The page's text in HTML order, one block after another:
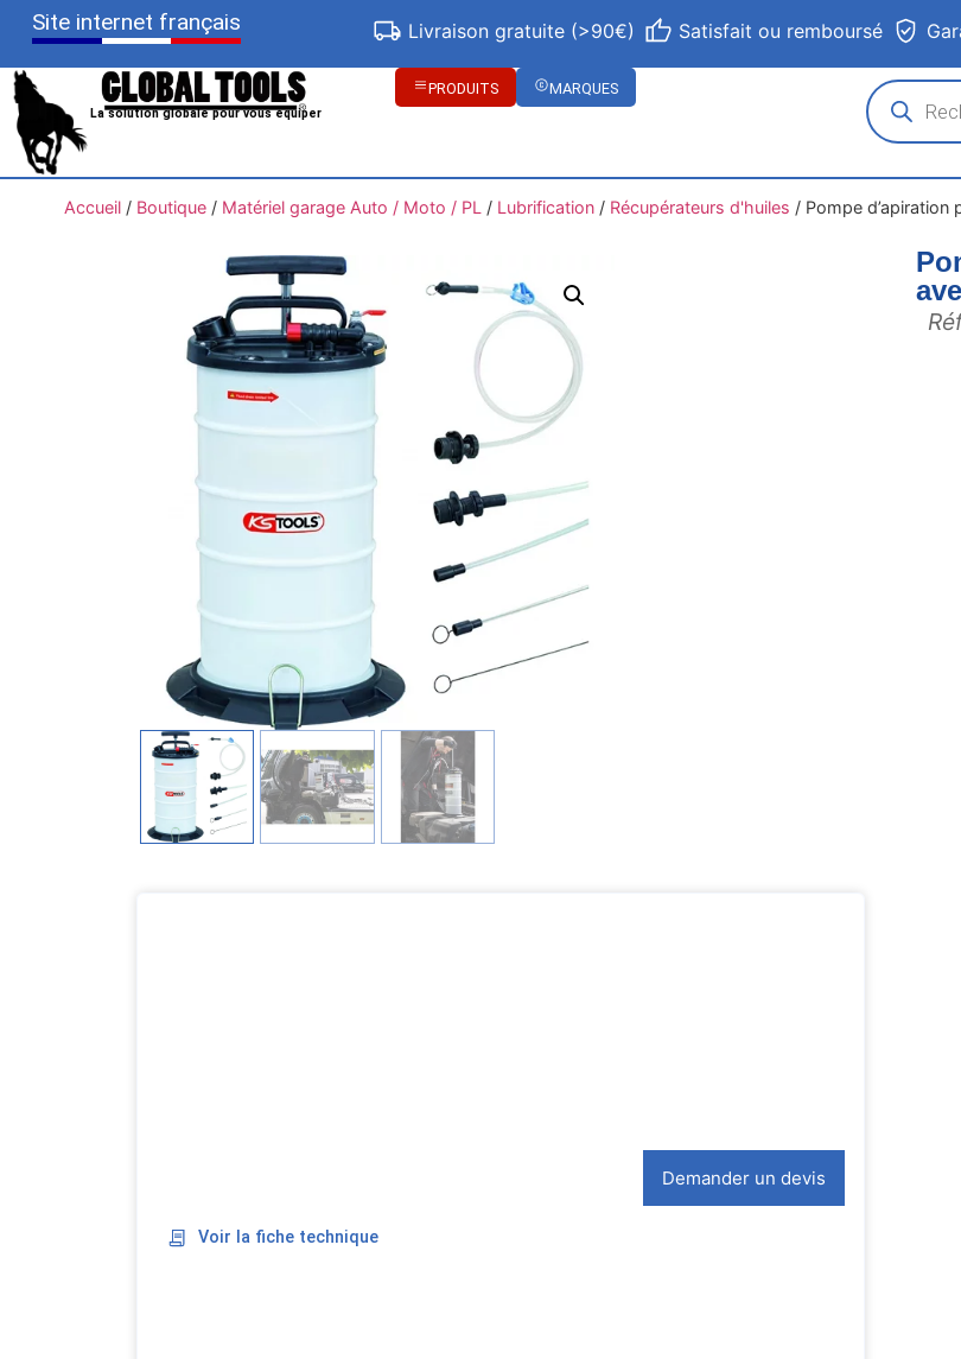
Site internet français Livraison gratuite (>90€) Satisfait ou remboursé
La solution globale pour vous équiper
PRODUITS MARQUES
Accueil/ Boutique/ Matériel garage Auto / Moto / PL / Lubrification/ Récupérateurs d'huiles / Pompe d’apiration
Demander un devis
Voir la fiche technique